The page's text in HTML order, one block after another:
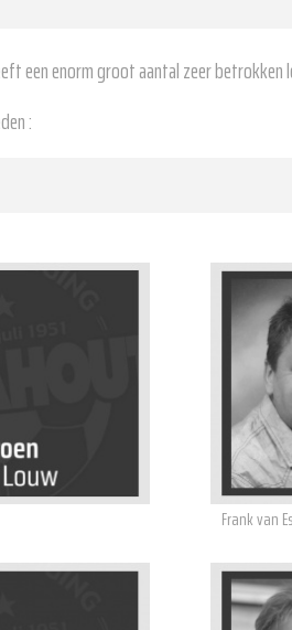
een enorm groot aantal zeer betrokken
:
Frank van